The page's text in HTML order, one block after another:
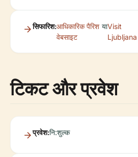
सिफारिश:आधिकारिक पैरिश
वेबसाइट
याVisit
Ljubljana
टिकट और प्रवेश
प्रवेश:नि:शुल्क